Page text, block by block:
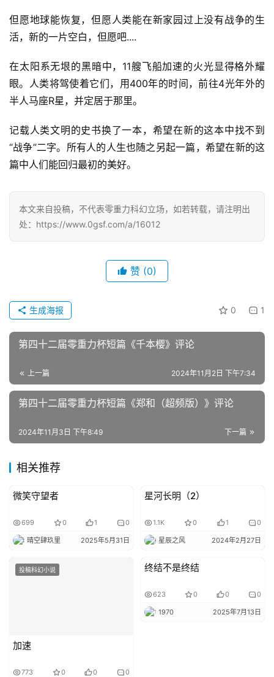
但愿地球能恢复，但愿人类能在新家园过上没有战争的生
活，新的一片空白，但愿吧....
在太阳系无垠的黑暗中，11艘飞船加速的火光显得格外耀
眼。人类将驾使着它们，用400年的时间，前往4光年外的
半人马座R星，并定居于那里。
记载人类文明的史书换了一本，希望在新的这本中找不到
“战争”二字。所有人的人生也随之另起一篇，希望在新的这
篇中人们能回归最初的美好。
本文来自投稿，不代表零重力科幻立场，如若转载，请注明出
处：https://www.0gsf.com/a/16012
赞 (0)
0 1
生成海报
第四十二届零重力杯短篇《千本樱》评论
上一篇 2024年11月2日 下午7:34
第四十二届零重力杯短篇《郑和（超频版）》评论
下一篇
2024年11月3日 下午8:49
相关推荐
投稿科幻小说
微笑守望者
699 0 1 0
晴空肆玖里 2025年5月31日
投稿科幻小说
星河长明（2）
1.1K 0 1 0
星辰之风 2024年2月27日
投稿科幻小说
加速
773 0 0 0
投稿科幻小说
终结不是终结
623 0 0 0
1970 2025年7月13日